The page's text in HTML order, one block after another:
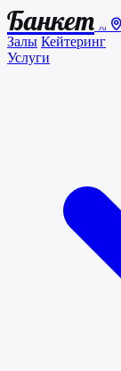
Банкет .ru
Залы Кейтеринг
Услуги